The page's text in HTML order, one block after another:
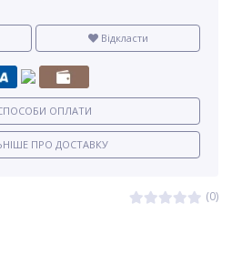
(0)
Відкласти
ОПЛАТИ
ПРО ДОСТАВКУ